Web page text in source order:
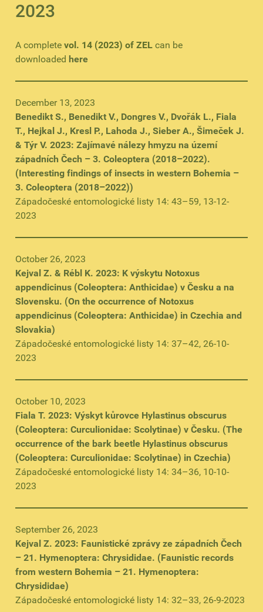
2023
A complete vol. 14 (2023) of ZEL can be
downloaded here
December 13, 2023
Benedikt S., Benedikt V., Dongres V., Dvořák L., Fiala
T., Hejkal J., Kresl P., Lahoda J., Sieber A., Šimeček J.
& Týr V. 2023: Zajímavé nálezy hmyzu na území
západních Čech – 3. Coleoptera (2018–2022).
(Interesting findings of insects in western Bohemia –
3. Coleoptera (2018–2022))
Západočeské entomologické listy 14: 43–59, 13-12-
2023
October 26, 2023
Kejval Z. & Rébl K. 2023: K výskytu Notoxus
appendicinus (Coleoptera: Anthicidae) v Česku a na
Slovensku. (On the occurrence of Notoxus
appendicinus (Coleoptera: Anthicidae) in Czechia and
Slovakia)
Západočeské entomologické listy 14: 37–42, 26-10-
2023
October 10, 2023
Fiala T. 2023: Výskyt kůrovce Hylastinus obscurus
(Coleoptera: Curculionidae: Scolytinae) v Česku. (The
occurrence of the bark beetle Hylastinus obscurus
(Coleoptera: Curculionidae: Scolytinae) in Czechia)
Západočeské entomologické listy 14: 34–36, 10-10-
2023
September 26, 2023
Kejval Z. 2023: Faunistické zprávy ze západních Čech
– 21. Hymenoptera: Chrysididae. (Faunistic records
from western Bohemia – 21. Hymenoptera:
Chrysididae)
Západočeské entomologické listy 14: 32–33, 26-9-2023